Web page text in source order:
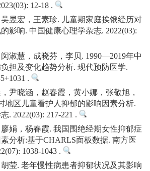
12-18 .
昱宏，王素珍. 儿童期家庭挨饿经历对
影响. 中国健康心理学杂志. 2022(03):
淑慧，成晓芬，李贝. 1990—2019年中
担及变化趋势分析. 现代预防医学.
.
尹晓涵，赵春霞，黄小娜，张敬旭，
地区儿童看护人抑郁的影响因素分析.
. 2022(03): 217-221 .
娟，杨春霞. 我国围绝经期女性抑郁症
分析:基于CHARLS面板数据. 南方医
1038-1043 .
莹. 老年慢性病患者抑郁状况及其影响